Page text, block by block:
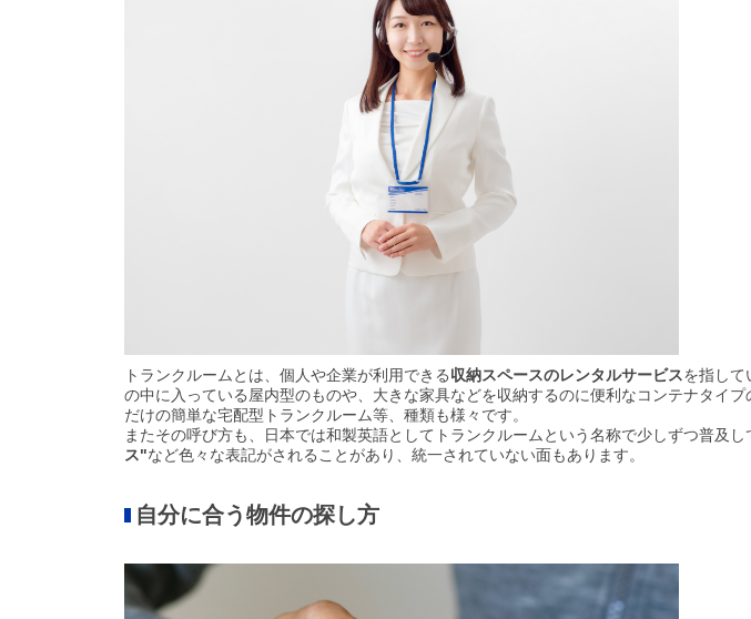
トランクルームとは、個人や企業が利用できる収納スペースのレンタルサービスを指して
の中に入っている屋内型のものや、大きな家具などを収納するのに便利なコンテナタイ
だけの簡単な宅配型トランクルーム等、種類も様々です。
またその呼び方も、日本では和製英語としてトランクルームという名称で少しずつ普及し
ス"など色々な表記がされることがあり、統一されていない面もあります。
自分に合う物件の探し方